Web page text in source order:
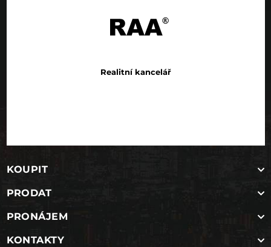
Realitní kancelář
KOUPIT
PRODAT
PRONÁJEM
KONTAKTY